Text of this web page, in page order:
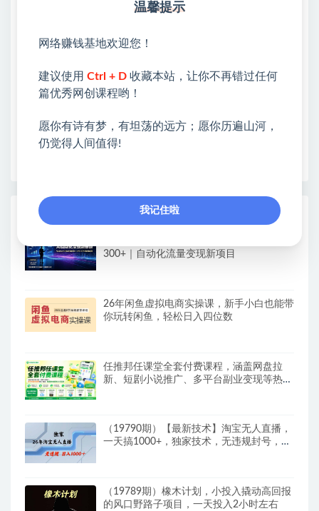
类&副业类，资源丰富 物超所值。
各种项目 + 提升网创认知。
❤本站为众多团队提供了重要价值，也为众多创业者
开启网络之门，广受好评！
❤如果您也依存于互联网，欢迎加入本站会员，将尽
早为您提供丰盛价值。祝您前程似锦！
热门课程展示
300+｜自动化流量变现新项目
26年闲鱼虚拟电商实操课，新手小白也能带
你玩转闲鱼，轻松日入四位数
任推邦任课堂全套付费课程，涵盖网盘拉
新、短剧小说推广、多平台副业变现等热门
（19790期）【最新技术】淘宝无人直播，
一天搞1000+，独家技术，无违规封号，可
（19789期）橡木计划，小投入撬动高回报
的风口野路子项目，一天投入2小时左右
温馨提示
网络赚钱基地欢迎您！
建议使用 Ctrl + D 收藏本站，让你不再错过任何
篇优秀网创课程哟！
愿你有诗有梦，有坦荡的远方；愿你历遍山河，
仍觉得人间值得!
我记住啦